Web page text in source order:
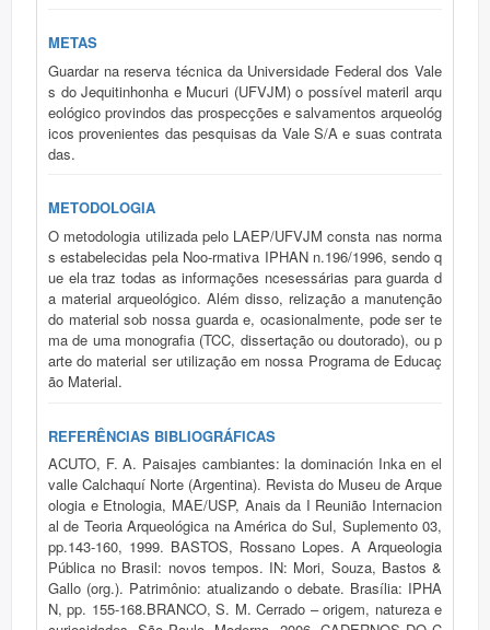
METAS
Guardar na reserva técnica da Universidade Federal dos Vale
s do Jequitinhonha e Mucuri (UFVJM) o possível materil arqu
eológico provindos das prospecções e salvamentos arqueológ
icos provenientes das pesquisas da Vale S/A e suas contrata
das.
METODOLOGIA
O metodologia utilizada pelo LAEP/UFVJM consta nas norma
s estabelecidas pela Noo-rmativa IPHAN n.196/1996, sendo q
ue ela traz todas as informações ncesessárias para guarda d
a material arqueológico. Além disso, relização a manutenção
do material sob nossa guarda e, ocasionalmente, pode ser te
ma de uma monografia (TCC, dissertação ou doutorado), ou p
arte do material ser utilização em nossa Programa de Educaç
ão Material.
REFERÊNCIAS BIBLIOGRÁFICAS
ACUTO, F. A. Paisajes cambiantes: la dominación Inka en el
valle Calchaquí Norte (Argentina). Revista do Museu de Arque
ologia e Etnologia, MAE/USP, Anais da I Reunião Internacion
al de Teoria Arqueológica na América do Sul, Suplemento 03,
pp.143-160, 1999. BASTOS, Rossano Lopes. A Arqueologia
Pública no Brasil: novos tempos. IN: Mori, Souza, Bastos &
Gallo (org.). Patrimônio: atualizando o debate. Brasília: IPHA
N, pp. 155-168.BRANCO, S. M. Cerrado – origem, natureza e